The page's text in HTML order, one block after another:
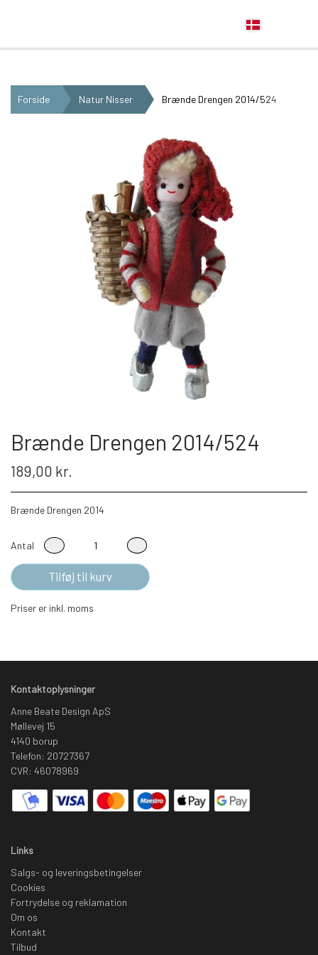
Forside Natur Nisser Brænde Drengen 2014/524
Brænde Drengen 2014/524
189,00 kr.
Brænde Drengen 2014
Antal
Tilføj til kurv
Priser er inkl. moms
Kontaktoplysninger
Anne Beate Design ApS
Møllevej 15
4140 borup
Telefon: 20727367
CVR: 46078969
Links
Salgs- og leveringsbetingelser
Cookies
Fortrydelse og reklamation
Om os
Kontakt
Tilbud